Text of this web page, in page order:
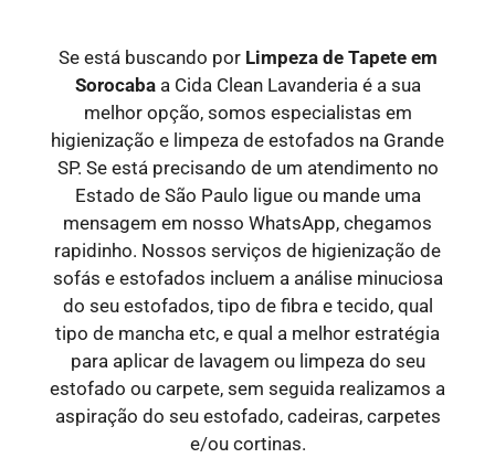
Se está buscando por Limpeza de Tapete em
Sorocabaa Cida Clean Lavanderia é a sua
melhor opção, somos especialistas em
higienização e limpeza de estofados na Grande
SP. Se está precisando de um atendimento no
Estado de São Paulo ligue ou mande uma
mensagem em nosso WhatsApp, chegamos
rapidinho. Nossos serviços de higienização de
sofás e estofados incluem a análise minuciosa
do seu estofados, tipo de fibra e tecido, qual
tipo de mancha etc, e qual a melhor estratégia
para aplicar de lavagem ou limpeza do seu
estofado ou carpete, sem seguida realizamos a
aspiração do seu estofado, cadeiras, carpetes
e/ou cortinas.